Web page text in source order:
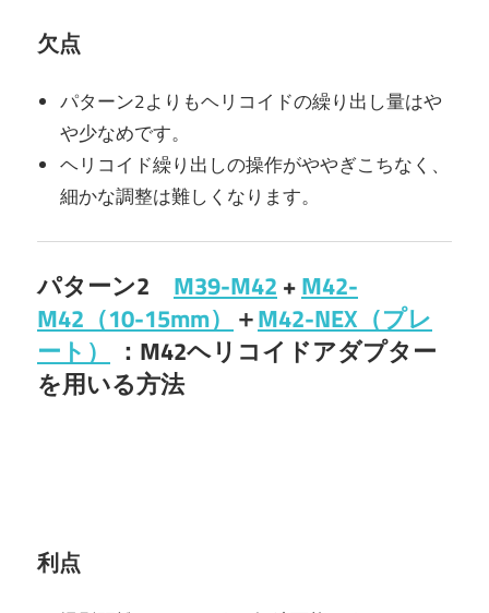
欠点
パターン2よりもヘリコイドの繰り出し量はや
や少なめです。
ヘリコイド繰り出しの操作がややぎこちなく、
細かな調整は難しくなります。
パターン2 M39-M42 +M42-
M42（10-15mm） ＋M42-NEX（プレ
ート）
：M42ヘリコイドアダプター
を用いる方法
利点